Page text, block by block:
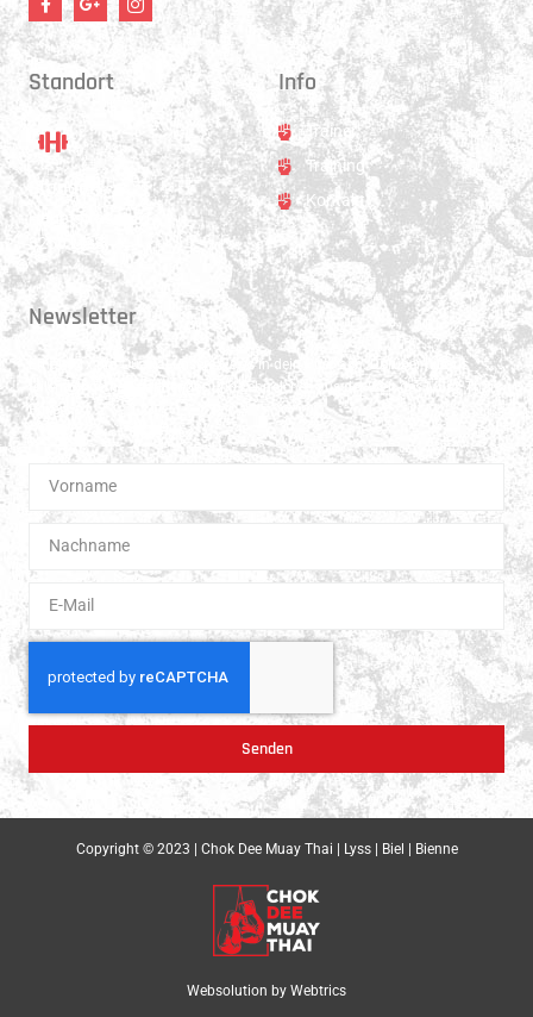
Standort
Standort
Hauptstrasse 31
3250 Lyss
Info
Trainer
Training
Kontakt
Newsletter
Erhalte 1x pro Quartal unsere News in dein Postfach. Darüber hinaus
teilen wir gerne Spannendes und Lehrreiches aus der Welt des Muay Thai
Boxen.
Senden
Copyright © 2023 | Chok Dee Muay Thai | Lyss | Biel | Bienne
Websolution by Webtrics